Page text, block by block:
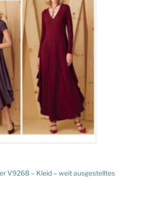
V9268 – Kleid – weit ausgestelltes